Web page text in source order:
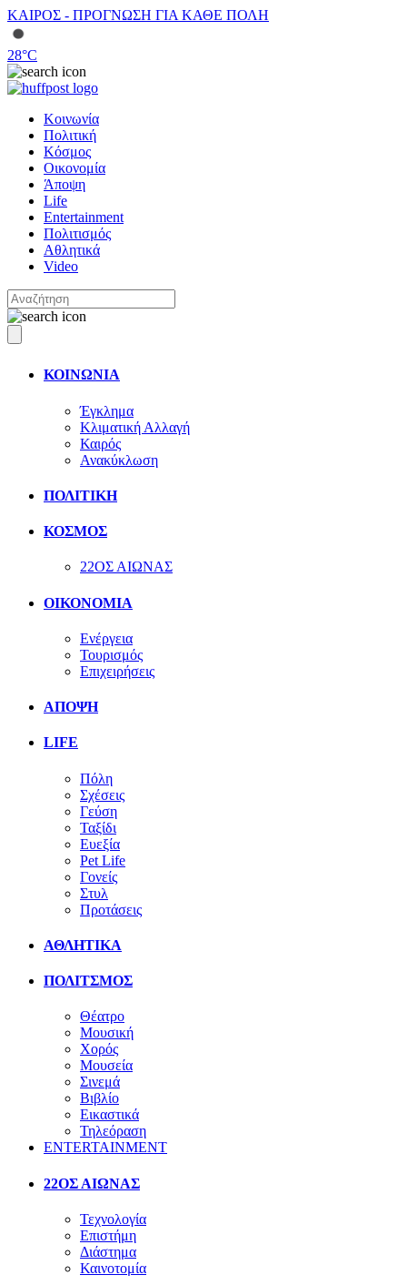
ΚΑΙΡΟΣ - ΠΡΟΓΝΩΣΗ ΓΙΑ ΚΑΘΕ ΠΟΛΗ
28°C
Κοινωνία
Πολιτική
Κόσμος
Οικονομία
Άποψη
Life
Entertainment
Πολιτισμός
Αθλητικά
Video
ΚΟΙΝΩΝΙΑ
Έγκλημα
Κλιματική Αλλαγή
Καιρός
Ανακύκλωση
ΠΟΛΙΤΙΚΗ
ΚΟΣΜΟΣ
22ΟΣ ΑΙΩΝΑΣ
ΟΙΚΟΝΟΜΙΑ
Ενέργεια
Τουρισμός
Επιχειρήσεις
ΑΠΟΨΗ
LIFE
Πόλη
Σχέσεις
Γεύση
Ταξίδι
Ευεξία
Pet Life
Γονείς
Στυλ
Προτάσεις
ΑΘΛΗΤΙΚΑ
ΠΟΛΙΤΣΜΟΣ
Θέατρο
Μουσική
Χορός
Μουσεία
Σινεμά
Βιβλίο
Εικαστικά
Τηλεόραση
ENTERTAINMENT
22ΟΣ ΑΙΩΝΑΣ
Τεχνολογία
Επιστήμη
Διάστημα
Καινοτομία